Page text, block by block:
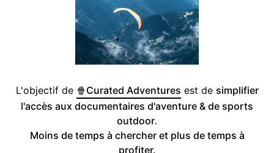
L'objectif de 🍿Curated Adventures est de simplifier
l'accès aux documentaires d'aventure & de sports
outdoor.
Moins de temps à chercher et plus de temps à
profiter.